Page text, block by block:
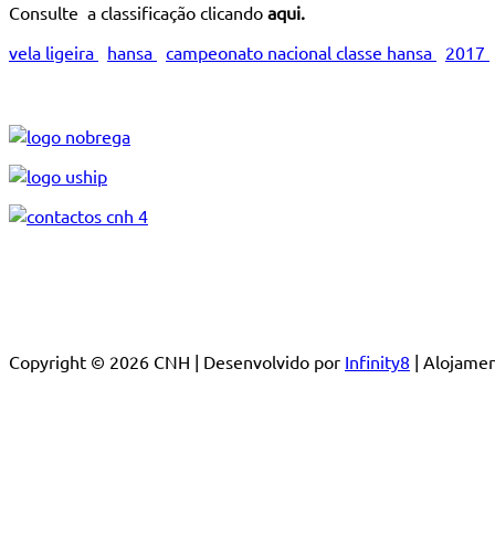
Consulte a classificação clicando aqui.
vela ligeira
hansa campeonato nacional classe hansa 2017
Copyright © 2026 CNH | Desenvolvido por Infinity8 |